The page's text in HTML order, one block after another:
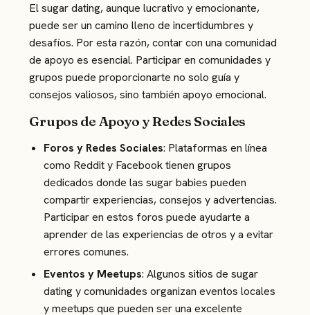
El sugar dating, aunque lucrativo y emocionante,
puede ser un camino lleno de incertidumbres y
desafíos. Por esta razón, contar con una comunidad
de apoyo es esencial. Participar en comunidades y
grupos puede proporcionarte no solo guía y
consejos valiosos, sino también apoyo emocional.
Grupos de Apoyo y Redes Sociales
Foros y Redes Sociales: Plataformas en línea
como Reddit y Facebook tienen grupos
dedicados donde las sugar babies pueden
compartir experiencias, consejos y advertencias.
Participar en estos foros puede ayudarte a
aprender de las experiencias de otros y a evitar
errores comunes.
Eventos y Meetups: Algunos sitios de sugar
dating y comunidades organizan eventos locales
y meetups que pueden ser una excelente